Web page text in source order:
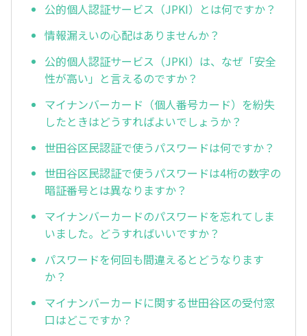
公的個人認証サービス（JPKI）とは何ですか？
情報漏えいの心配はありませんか？
公的個人認証サービス（JPKI）は、なぜ「安全
性が高い」と言えるのですか？
マイナンバーカード（個人番号カード）を紛失
したときはどうすればよいでしょうか？
世田谷区民認証で使うパスワードは何ですか？
世田谷区民認証で使うパスワードは4桁の数字の
暗証番号とは異なりますか？
マイナンバーカードのパスワードを忘れてしま
いました。どうすればいいですか？
パスワードを何回も間違えるとどうなります
か？
マイナンバーカードに関する世田谷区の受付窓
口はどこですか？